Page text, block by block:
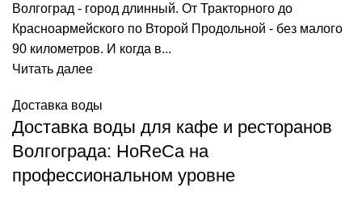
Волгоград - город длинный. От Тракторного до
Красноармейского по Второй Продольной - без малого
90 километров. И когда в...
Читать далее
Доставка воды
Доставка воды для кафе и ресторанов
Волгограда: HoReCa на
профессиональном уровне